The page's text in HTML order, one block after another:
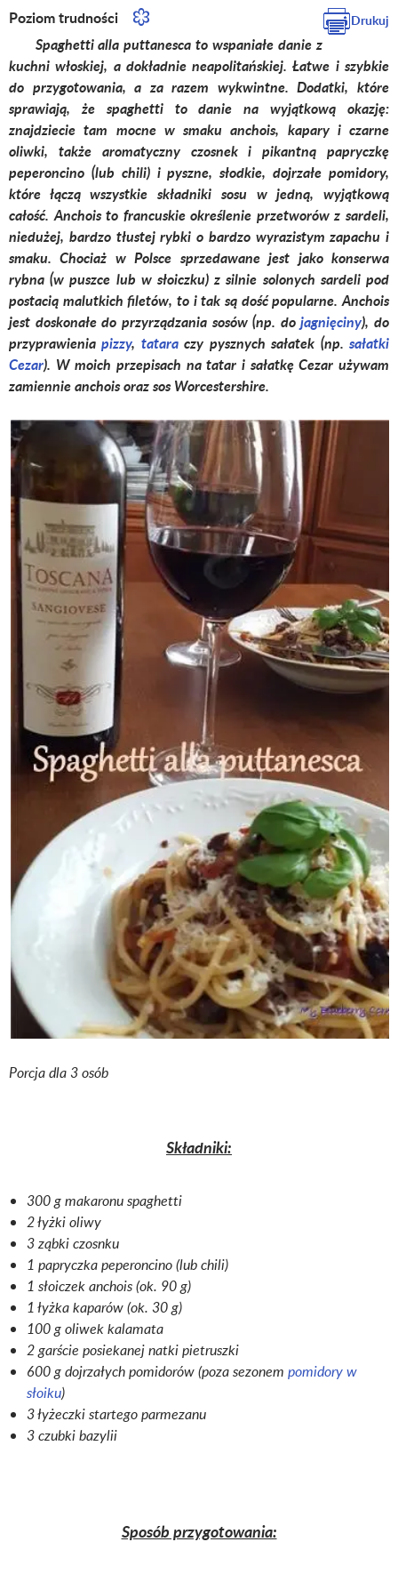
Drukuj
Poziom trudności
Spaghetti alla puttanesca to wspaniałe danie z
kuchni włoskiej, a dokładnie neapolitańskiej. Łatwe i szybkie
do przygotowania, a za razem wykwintne. Dodatki, które
sprawiają, że spaghetti to danie na wyjątkową okazję:
znajdziecie tam mocne w smaku anchois, kapary i czarne
oliwki, także aromatyczny czosnek i pikantną papryczkę
peperoncino (lub chili) i pyszne, słodkie, dojrzałe pomidory,
które łączą wszystkie składniki sosu w jedną, wyjątkową
całość.Anchois to francuskie określenie przetworów z sardeli,
niedużej, bardzo tłustej rybki o bardzo wyrazistym zapachu i
smaku. Chociaż wPolsce sprzedawane jest jako konserwa
rybna (w puszce lub w słoiczku) z silnie solonych sardeli pod
postacią malutkich filetów, to i tak są dość popularne.Anchois
jest doskonałe do przyrządzania sosów (np. dojagnięciny), do
przyprawieniapizzy, tataraczy pysznych sałatek (np.sałatki
Cezar). W moich przepisach na tatar i sałatkę Cezar używam
zamiennie anchois oraz sos Worcestershire.
Porcja dla 3 osób
Składniki:
300 g makaronu spaghetti
2 łyżki oliwy
3 ząbki czosnku
1 papryczka peperoncino (lub chili)
1 słoiczek anchois (ok. 90 g)
1 łyżka kaparów (ok. 30 g)
100 g oliwek kalamata
2 garście posiekanej natki pietruszki
600 g dojrzałych pomidorów (poza sezonem pomidory w
słoiku)
3 łyżeczki startego parmezanu
3 czubki bazylii
Sposób przygotowania: